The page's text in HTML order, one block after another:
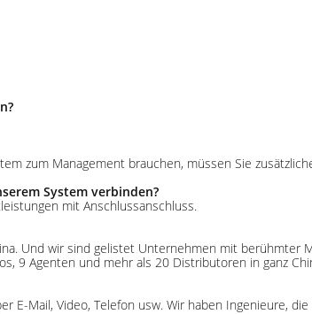
zum Management brauchen, müssen Sie
System verbinden?
mit Anschlussanschluss.
Und wir sind gelistet Unternehmen mit
9 Agenten und mehr als 20 Distributoren in ganz
E-Mail, Video, Telefon usw. Wir haben Ingenieure,